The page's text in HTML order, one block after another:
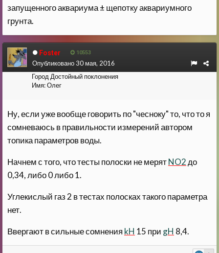
запущенного аквариума ± щепотку аквариумного
грунта.
Foster 10553
Город Достойный поклонения
Имя:Олег
Опубликовано30 мая, 2016
Ну, если уже вообще говорить по "чесноку" то, что то я
сомневаюсь в правильности измерений автором
топика параметров воды.
Начнем с того, что тесты полоски не мерятNO2 до
0,34, либо 0 либо 1.
Углекислый газ 2 в тестах полосках такого параметра
нет.
Ввергают в сильные сомнения kH 15 при gH 8,4.